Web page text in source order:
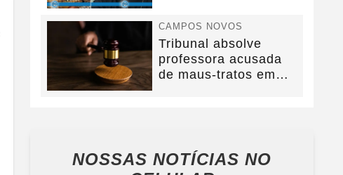
CAMPOS NOVOS
Tribunal absolve
professora acusada
de maus-tratos em
NOSSAS NOTÍCIAS NO